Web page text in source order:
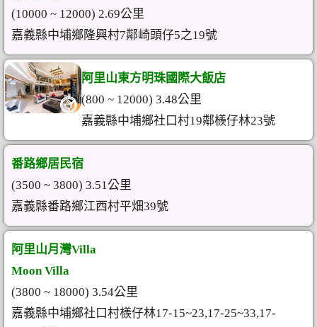
(10000 ~ 12000) 2.69公里
嘉義縣中埔鄉隆興村7鄰崎頭仔5之19號
阿里山東方明珠國際大飯店
(800 ~ 12000) 3.48公里
嘉義縣中埔鄉社口村19鄰檨仔林23號
番路鄉居民宿
(3500 ~ 3800) 3.51公里
嘉義縣番路鄉江西村平畑39號
阿里山月灣Villa
Moon Villa
(3800 ~ 18000) 3.54公里
嘉義縣中埔鄉社口村檨仔林17-15~23,17-25~33,17-